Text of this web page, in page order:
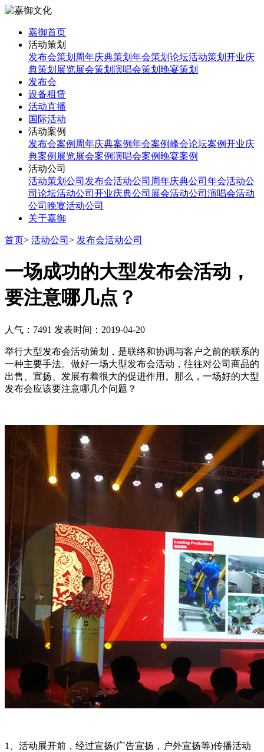
嘉御首页
活动策划
发布会策划 周年庆典策划 年会策划 论坛活动策划 开业庆
典策划 展览展会策划 演唱会策划 晚宴策划
发布会
设备租赁
活动直播
国际活动
活动案例
发布会案例 周年庆典案例年会案例峰会论坛案例开业庆
典案例 展览展会案例演唱会案例 晚宴案例
活动公司
活动策划公司 发布会活动公司 周年庆典公司 年会活动公
司 论坛活动公司 开业庆典公司 展会活动公司 演唱会活动
公司 晚宴活动公司
关于嘉御
首页> 活动公司 > 发布会活动公司
一场成功的大型发布会活动，
要注意哪几点？
人气：7491 发表时间：2019-04-20
举行大型发布会活动策划，是联络和协调与客户之前的联系的
一种主要手法。做好一场大型发布会活动，往往对公司商品的
出售、宣扬、发展有着很大的促进作用。那么，一场好的大型
发布会应该要注意哪几个问题？
1、活动展开前，经过宣扬(广告宣扬，户外宣扬等)传播活动